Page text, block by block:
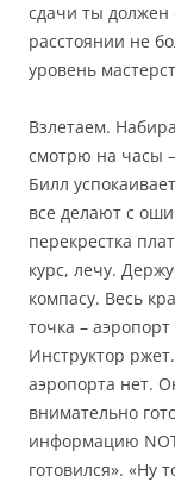
сдачи ты должен
расстоянии не
уровень
Взлетаем.
смотрю на часы
Билл
все делают с
перекрестка
курс, лечу.
компасу. Весь
точка –
Инструктор
аэропорта нет.
внимательно
информацию
готовился». «Ну